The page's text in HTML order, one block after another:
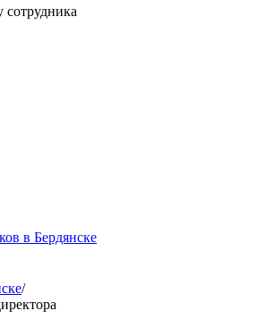
в Бердянске
/